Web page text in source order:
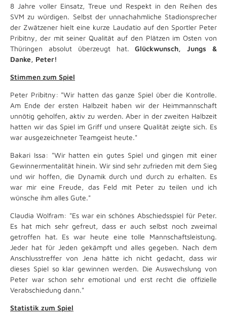
8 Jahre voller Einsatz, Treue und Respekt in den Reihen des
SVM zu würdigen. Selbst der unnachahmliche Stadionsprecher
der Zwätzener hielt eine kurze Laudatio auf den Sportler Peter
Pribitny, der mit seiner Qualität auf den Plätzen im Osten von
Thüringen absolut überzeugt hat.Glückwunsch, Jungs &
Danke, Peter!
Stimmen zum Spiel
Peter Pribitny: "Wir hatten das ganze Spiel über die Kontrolle.
Am Ende der ersten Halbzeit haben wir der Heimmannschaft
unnötig geholfen, aktiv zu werden. Aber in der zweiten Halbzeit
hatten wir das Spiel im Griff und unsere Qualität zeigte sich. Es
war ausgezeichneter Teamgeist heute."
Bakari Issa: "Wir hatten ein gutes Spiel und gingen mit einer
Gewinnermentalität hinein. Wir sind sehr zufrieden mit dem Sieg
und wir hoffen, die Dynamik durch und durch zu erhalten. Es
war mir eine Freude, das Feld mit Peter zu teilen und ich
wünsche ihm alles Gute."
Claudia Wolfram: "Es war ein schönes Abschiedsspiel für Peter.
Es hat mich sehr gefreut, dass er auch selbst noch zweimal
getroffen hat. Es war heute eine tolle Mannschaftsleistung.
Jeder hat für Jeden gekämpft und alles gegeben. Nach dem
Anschlusstreffer von Jena hätte ich nicht gedacht, dass wir
dieses Spiel so klar gewinnen werden. Die Auswechslung von
Peter war schon sehr emotional und erst recht die offizielle
Verabschiedung dann."
Statistik zum Spiel